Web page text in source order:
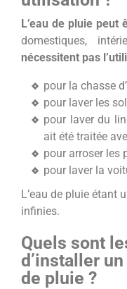
L’eau de pluie peut
domestiques,
nécessitent pas
pour la chasse
pour laver les
pour laver du
ait été traitée
pour arroser les
pour laver la
L’eau de pluie étant
infinies.
Quels sont
d’installer
de pluie ?